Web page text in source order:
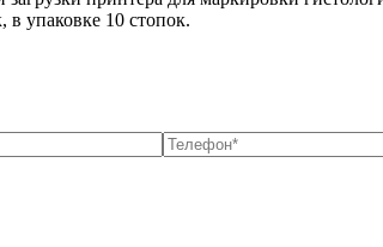
упаковке 10 стопок.